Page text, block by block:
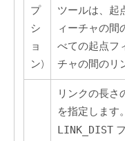
プ
シ
ョ
ン)
ツールは、起
ィーチャの間
べての起点フ
チャの間のリ
リンクの長さ
を指定します
LINK_DIST